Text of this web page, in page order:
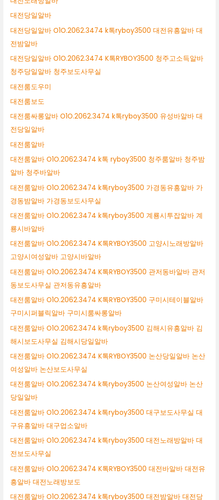
대전당일알바
대전당일알바 O1O.2062.3474 k톡ryboy3500 대전유흥알바 대
전밤알바
대전당일알바 O1O.2062.3474 K톡RYBOY3500 청주고소득알바
청주당일알바 청주보도사무실
대전룸도우미
대전룸보도
대전룸싸롱알바 O1O.2062.3474 k톡ryboy3500 유성바알바 대
전당일알바
대전룸알바
대전룸알바 O1O.2062.3474 k톡 ryboy3500 청주룸알바 청주밤
알바 청주바알바
대전룸알바 O1O.2062.3474 k톡ryboy3500 가경동유흥알바 가
경동밤알바 가경동보도사무실
대전룸알바 O1O.2062.3474 k톡ryboy3500 계룡시투잡알바 계
룡시바알바
대전룸알바 O1O.2062.3474 K톡RYBOY3500 고양시노래방알바
고양시여성알바 고양시바알바
대전룸알바 O1O.2062.3474 K톡RYBOY3500 관저동바알바 관저
동보도사무실 관저동유흥알바
대전룸알바 O1O.2062.3474 K톡RYBOY3500 구미시테이블알바
구미시퍼블릭알바 구미시룸싸롱알바
대전룸알바 O1O.2062.3474 k톡ryboy3500 김해시유흥알바 김
해시보도사무실 김해시당일알바
대전룸알바 O1O.2062.3474 K톡RYBOY3500 논산당일알바 논산
여성알바 논산보도사무실
대전룸알바 O1O.2062.3474 k톡ryboy3500 논산여성알바 논산
당일알바
대전룸알바 O1O.2062.3474 k톡ryboy3500 대구보도사무실 대
구유흥알바 대구업소알바
대전룸알바 O1O.2062.3474 k톡ryboy3500 대전노래방알바 대
전보도사무실
대전룸알바 O1O.2062.3474 K톡RYBOY3500 대전바알바 대전유
흥알바 대전노래방보도
대전룸알바 O1O.2062.3474 k톡ryboy3500 대전밤알바 대전당